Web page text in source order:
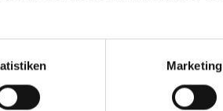
Marketing